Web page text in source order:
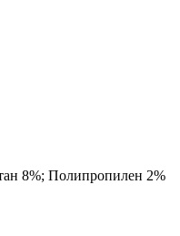
8%; Полипропилен 2%